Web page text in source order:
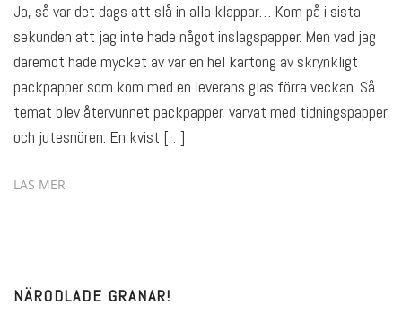
Ja, så var det dags att slå in alla klappar… Kom på i sista
sekunden att jag inte hade något inslagspapper. Men vad jag
däremot hade mycket av var en hel kartong av skrynkligt
packpapper som kom med en leverans glas förra veckan. Så
temat blev återvunnet packpapper, varvat med tidningspapper
och jutesnören. En kvist […]
LÄS MER
NÄRODLADE GRANAR!